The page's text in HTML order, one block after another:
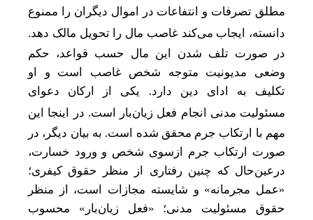
مطلق تصرفات و انتفاعات در اموال دیگران را ممنوع
دانسته، ایجاب میکند غاصب مال را تحویل مالک دهد.
در صورت تلف شدن این مال حسب قواعد، حکم
وضعی مدیونیت متوجه شخص غاصب است و او
تکلیف به ادای دین دارد. یکی از ارکان دعوای
مسئولیت مدنی انجام فعل زیانبار است. در اینجا این
مهم با ارتکاب جرم محقق شده است. به بیان دیگر، در
صورت ارتکاب جرم ازسوی شخص و ورود خسارت،
در‌عین‌حال که چنین رفتاری از منظر حقوق کیفری؛
«عمل مجرمانه» و شایسته مجازات است، از منظر
حقوق مسئولیت مدنی؛ «فعل زیان‌بار» محسوب